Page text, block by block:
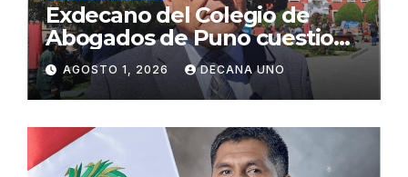
Exdecano del Colegio de
Abogados de Puno cuestiona
propuestas sobre seguridad
ciudadana
AGOSTO 1, 2026 DECANA UNO